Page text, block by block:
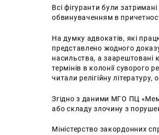
Всі фігуранти були
обвинуваченням в
На думку адвокатів, які
представлено жодного
насильства, а заарештовані
термінів в колонії суворого
читали релігійну
Згідно з даними МГО ПЦ
або складу злочину з
Міністерство закордонних